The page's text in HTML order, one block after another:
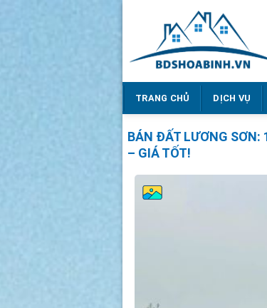
dung
TRANG CHỦ DỊCH VỤ
BÁN ĐẤT LƯƠNG SƠN:
– GIÁ TỐT!